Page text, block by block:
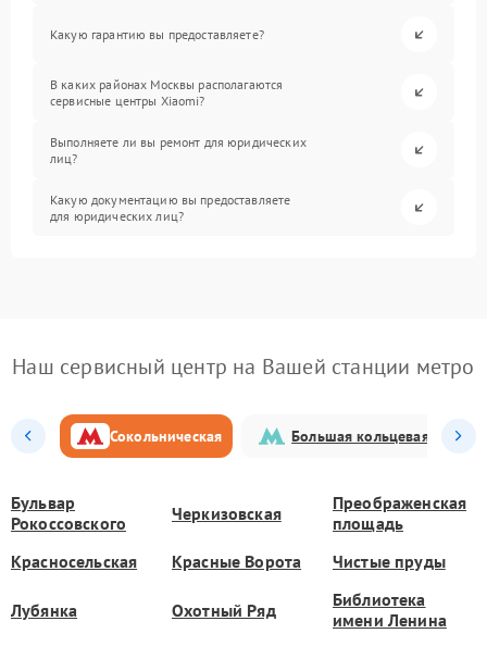
Какую гарантию вы предоставляете?
В каких районах Москвы располагаются
сервисные центры Xiaomi?
Выполняете ли вы ремонт для юридических
лиц?
Какую документацию вы предоставляете
для юридических лиц?
Наш сервисный центр на Вашей станции метро
Сокольническая Большая кольцевая
Бульвар
Рокоссовского
Черкизовская
Преображенская
площадь
Красносельская
Красные Ворота Чистые пруды
Лубянка Охотный Ряд
Библиотека
имени Ленина